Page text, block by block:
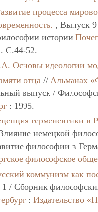
процесса
, Выпуск 9
истории
C.44-52.
Основы идеологии
отца //Альманах
выпуск /
: 1995.
герменевтики в
немецкой
философии в
философское
коммунизм как
1 / Сборник
:Издательство